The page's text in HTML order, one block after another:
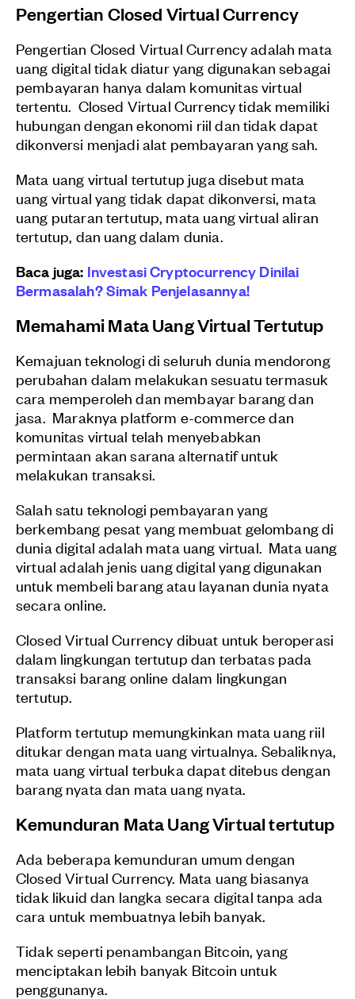
Pengertian Closed Virtual Currency
Pengertian Closed Virtual Currency adalah mata
uang digital tidak diatur yang digunakan sebagai
pembayaran hanya dalam komunitas virtual
tertentu. Closed Virtual Currency tidak memiliki
hubungan dengan ekonomi riil dan tidak dapat
dikonversi menjadi alat pembayaran yang sah.
Mata uang virtual tertutup juga disebut mata
uang virtual yang tidak dapat dikonversi, mata
uang putaran tertutup, mata uang virtual aliran
tertutup, dan uang dalam dunia.
Baca juga: Investasi Cryptocurrency Dinilai
Bermasalah? Simak Penjelasannya!
Memahami Mata Uang Virtual Tertutup
Kemajuan teknologi di seluruh dunia mendorong
perubahan dalam melakukan sesuatu termasuk
cara memperoleh dan membayar barang dan
jasa. Maraknya platform e-commerce dan
komunitas virtual telah menyebabkan
permintaan akan sarana alternatif untuk
melakukan transaksi.
Salah satu teknologi pembayaran yang
berkembang pesat yang membuat gelombang di
dunia digital adalah mata uang virtual. Mata uang
virtual adalah jenis uang digital yang digunakan
untuk membeli barang atau layanan dunia nyata
secara online.
Closed Virtual Currency dibuat untuk beroperasi
dalam lingkungan tertutup dan terbatas pada
transaksi barang online dalam lingkungan
tertutup.
Platform tertutup memungkinkan mata uang riil
ditukar dengan mata uang virtualnya. Sebaliknya,
mata uang virtual terbuka dapat ditebus dengan
barang nyata dan mata uang nyata.
Kemunduran Mata Uang Virtual tertutup
Ada beberapa kemunduran umum dengan
Closed Virtual Currency. Mata uang biasanya
tidak likuid dan langka secara digital tanpa ada
cara untuk membuatnya lebih banyak.
Tidak seperti penambangan Bitcoin, yang
menciptakan lebih banyak Bitcoin untuk
penggunanya.